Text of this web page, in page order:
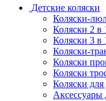
Детские коляски
Коляски-
Коляски 2 в
Коляски 3 в
Коляски-
Коляски
Коляски
Коляски
Аксессуары